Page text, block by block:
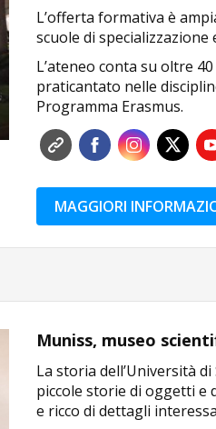
L’offerta formativa è
scuole di
L’ateneo conta su oltre
praticantato nelle
Programma Erasmus.
MAGGIORI
Muniss, museo
La storia dell’Università
piccole storie di oggetti e
e ricco di dettagli